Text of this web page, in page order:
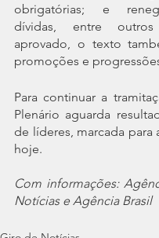
obrigatórias; e
dívidas, entre
aprovado, o texto
promoções e
Para continuar a
Plenário aguarda
de líderes, marcada para
hoje.
Com informações:
Notícias e Agência Brasil